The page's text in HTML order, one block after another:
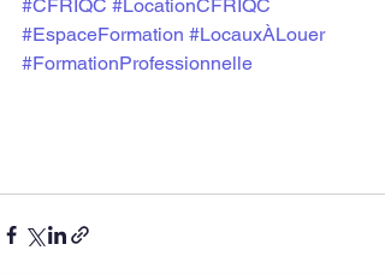
#CFRIQC #LocationCFRIQC
#EspaceFormation #LocauxÀLouer
#FormationProfessionnelle